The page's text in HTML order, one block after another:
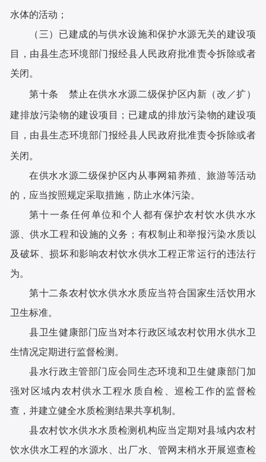
水体的活动；
（三）已建成的与供水设施和保护水源无关的建设项
目，由县生态环境部门报经县人民政府批准责令拆除或者
关闭。
第十条 禁止在供水水源二级保护区内新（改／扩）
建排放污染物的建设项目；已建成的排放污染物的建设项
目，由县生态环境部门报经县人民政府批准责令拆除或者
关闭。
在供水水源二级保护区内从事网箱养殖、旅游等活动
的，应当按照规定采取措施，防止水体污染。
第十一条任何单位和个人都有保护农村饮水供水水
源、供水工程和设施的义务；有权制止和举报污染水质以
及破坏、损坏和影响农村饮水供水工程正常运行的违法行
为。
第十二条农村饮水供水水质应当符合国家生活饮用水
卫生标准。
县卫生健康部门应当对本行政区域农村饮用水供水卫
生情况定期进行监督检测。
县水行政主管部门应会同生态环境和卫生健康部门加
强对区域内农村供水工程水质自检、巡检工作的监督检
查，并建立健全水质检测结果共享机制。
县农村饮水供水水质检测机构应当定期对县域内农村
饮水供水工程的水源水、出厂水、管网末梢水开展巡查检